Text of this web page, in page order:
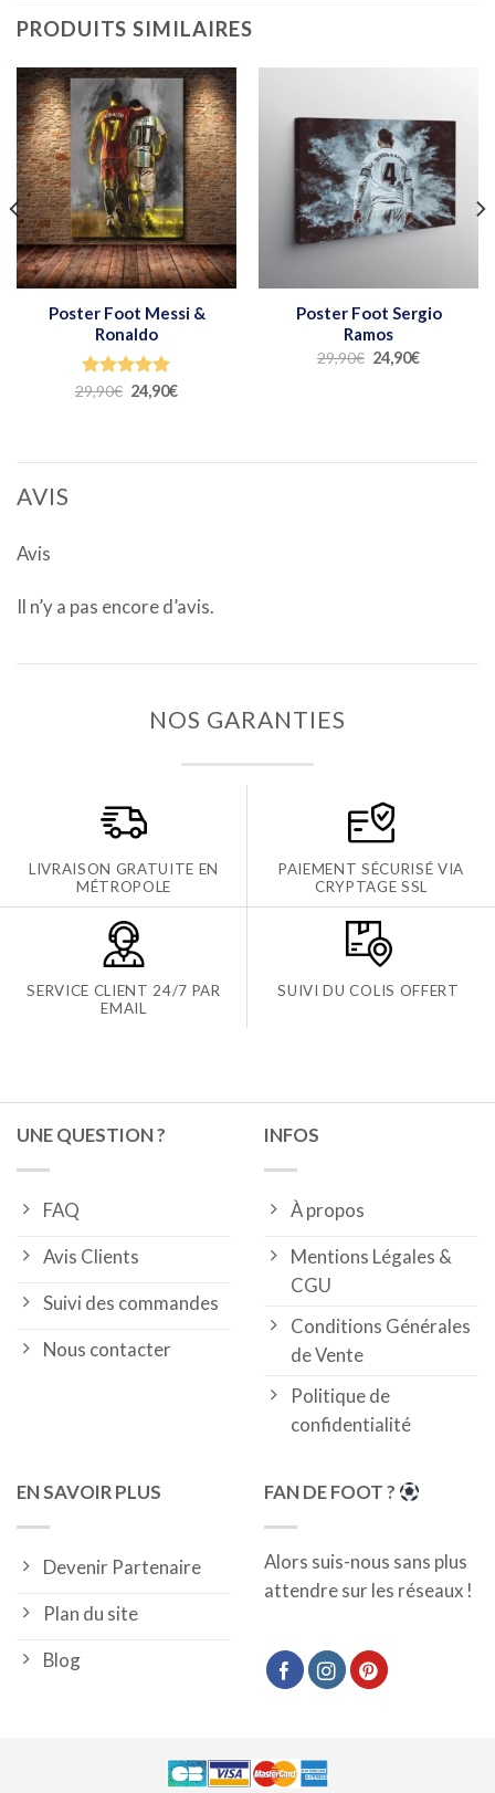
PRODUITS SIMILAIRES
Poster Foot Messi &
Ronaldo
Note 5.00
29,90€ 24,90€
Poster Foot Sergio
Ramos
29,90€ 24,90€
AVIS
Avis
Il n’y a pas encore d’avis.
NOS GARANTIES
LIVRAISON GRATUITE EN
MÉTROPOLE
PAIEMENT SÉCURISÉ VIA
CRYPTAGE SSL
SERVICE CLIENT 24/7 PAR
EMAIL
SUIVI DU COLIS OFFERT
UNE QUESTION ?
FAQ
Avis Clients
Suivi des commandes
Nous contacter
INFOS
À propos
Mentions Légales &
CGU
Conditions Générales
de Vente
Politique de
confidentialité
EN SAVOIR PLUS
Devenir Partenaire
Plan du site
Blog
FAN DE FOOT ?
Alors suis-nous sans plus
attendre sur les réseaux !